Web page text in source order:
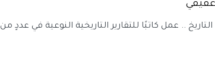
.. عمل كاتبًا للتقارير التاريخية النوعية في عددٍ من